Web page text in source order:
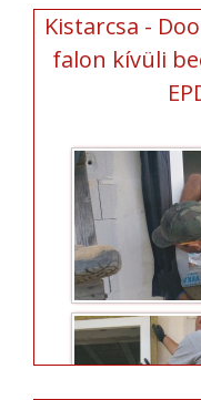
Kistarcsa -
falon kívüli